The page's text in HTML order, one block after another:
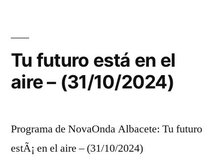
Tu futuro está en el
aire – (31/10/2024)
Programa de NovaOnda Albacete: Tu futuro
estÃ¡ en el aire – (31/10/2024)